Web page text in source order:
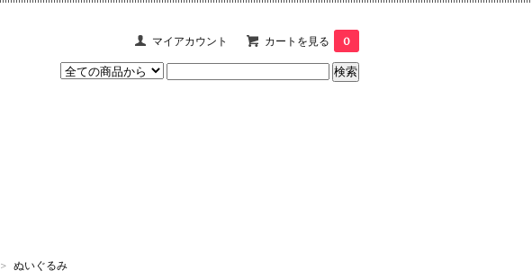
マイアカウント カートを見る 0
> ぬいぐるみ